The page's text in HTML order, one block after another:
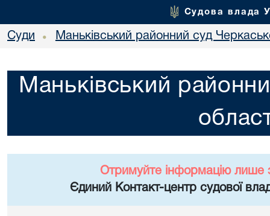
Судова влада
Суди • Маньківський районний суд
Маньківський
Отримуйте інформацію лише
Єдиний Контакт-центр судової